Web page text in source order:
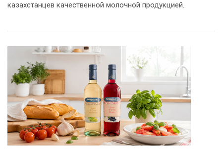
казахстанцев качественной молочной продукцией.